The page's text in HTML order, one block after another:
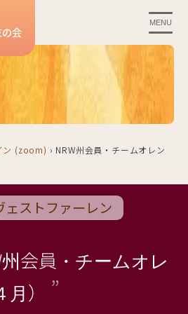
会
MENU
ン (zoom) › NRW州会員・チームオレン
ェストファーレン
州会員・チームオレ
）